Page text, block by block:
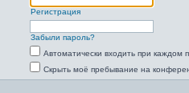
Регистрация
Забыли пароль?
Автоматически входить при каждом
Скрыть моё пребывание на